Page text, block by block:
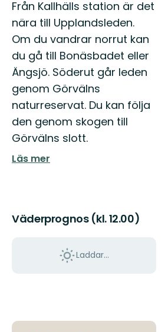
Från Kallhälls station är det
nära till Upplandsleden.
Om du vandrar norrut kan
du gå till Bonäsbadet eller
Ängsjö. Söderut går leden
genom Görvälns
naturreservat. Du kan följa
den genom skogen till
Görvälns slott.
Läs mer
Väderprognos (kl. 12.00)
Laddar...